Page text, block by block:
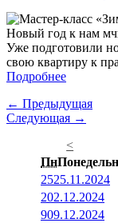
Новый год к нам
Уже подготовили
свою квартиру к
Подробнее
← Предыдущая
Следующая →
<
Пн
2525.11.2024
202.12.2024
909.12.2024